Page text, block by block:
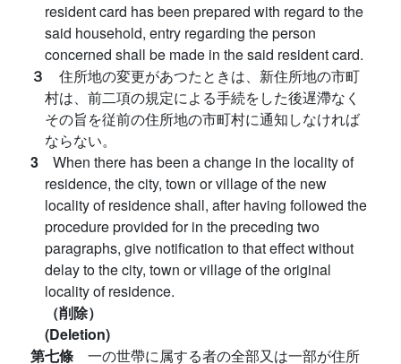
resident card has been prepared with regard to the
said household, entry regarding the person
concerned shall be made in the said resident card.
３ 住所地の変更があつたときは、新住所地の市町
村は、前二項の規定による手続をした後遅滯なく
その旨を従前の住所地の市町村に通知しなければ
ならない。
3 When there has been a change in the locality of
residence, the city, town or village of the new
locality of residence shall, after having followed the
procedure provided for in the preceding two
paragraphs, give notification to that effect without
delay to the city, town or village of the original
locality of residence.
（削除）
(Deletion)
第七條 一の世帶に属する者の全部又は一部が住所